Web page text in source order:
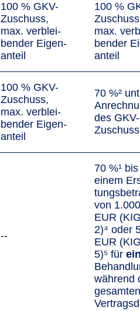
100 % GKV-
Zuschuss,
max. ver­blei­
ben­der Eigen­
anteil
100 %
max.
bender
anteil
100 % GKV-
Zuschuss,
max. ver­blei­
ben­der Eigen­
anteil
70 %²
des GKV-
--
70 %¹
einem
von 1.000
EUR
2)⁴ oder
EUR
5)⁵ für
wäh­rend
gesamten